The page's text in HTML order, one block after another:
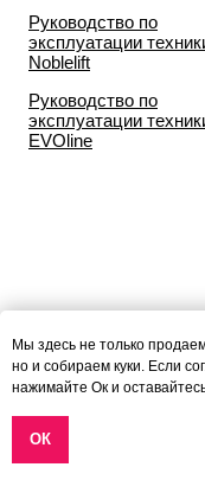
Руководство по
эксплуатации
Noblelift
Руководство по
эксплуатации
EVOline
информационные
определяемой
Мы здесь не только
но и собираем куки. Если
нажимайте Ок и
ОК